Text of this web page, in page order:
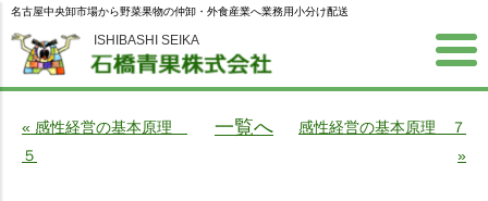
ISHIBASHI SEIKA
名古屋中央卸市場から野菜果物の仲卸・外食産業へ業務用小分け配送
« 感性経営の基本原理
５
一覧へ
感性経営の基本原理 ７
»